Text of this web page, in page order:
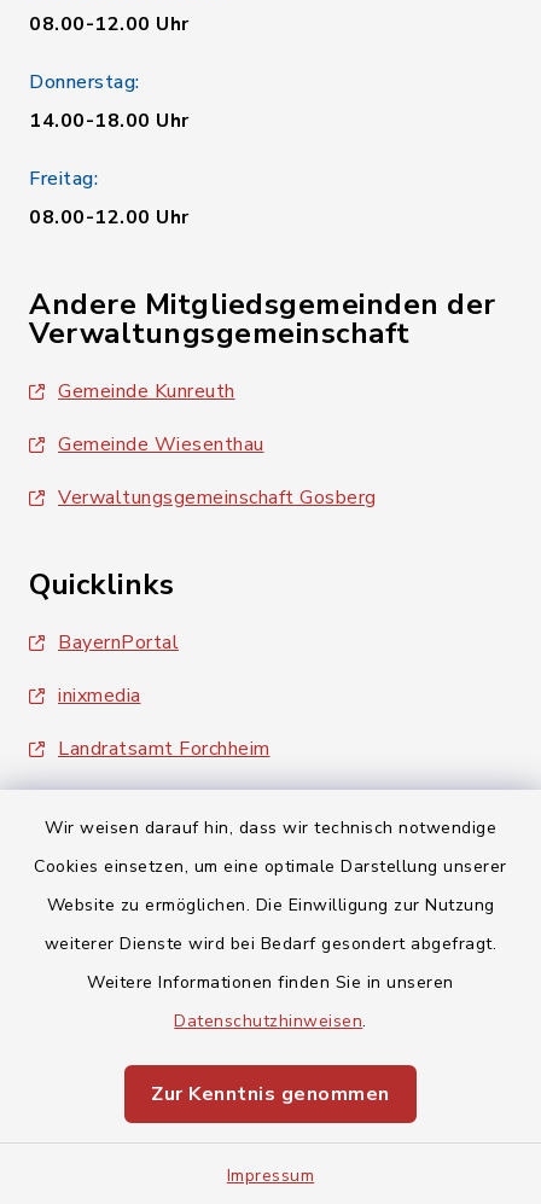
Wir weisen darauf hin, dass wir technisch notwendige
Cookies einsetzen, um eine optimale Darstellung unserer
Website zu ermöglichen. Die Einwilligung zur Nutzung
weiterer Dienste wird bei Bedarf gesondert abgefragt.
Weitere Informationen finden Sie in unseren
Datenschutzhinweisen.
Zur Kenntnis genommen
Impressum
08.00-12.00 Uhr
Donnerstag:
14.00-18.00 Uhr
Freitag:
08.00-12.00 Uhr
Andere Mitgliedsgemeinden der
Verwaltungsgemeinschaft
Gemeinde Kunreuth
Gemeinde Wiesenthau
Verwaltungsgemeinschaft Gosberg
Quicklinks
BayernPortal
inixmedia
Landratsamt Forchheim
Barrierefreiheit
Impressum
Sitemap